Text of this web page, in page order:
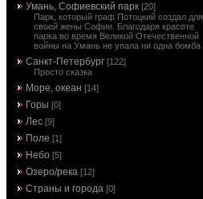
Умань, Софиевский парк [20]
Парк, который граф Потоцкий создал для
своей жены Софии. Благодаря красоте
парка во время Великой Отечественной
войны на Умань не упала ни одна бомба
Санкт-Петербург [122]
Просто сказка
Море, океан [14]
Горы [0]
Лес [9]
Поле [1]
Небо [5]
Озеро/река [12]
Страны и города [0]